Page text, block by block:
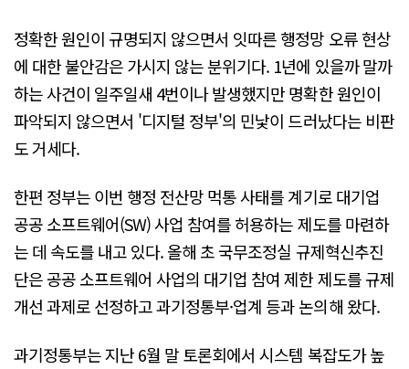
정확한 원인이 규명되지 않으면서 잇따른 행정망 오류 현상
에 대한 불안감은 가시지 않는 분위기다. 1년에 있을까 말까
하는 사건이 일주일새 4번이나 발생했지만 명확한 원인이
파악되지 않으면서 '디지털 정부'의 민낯이 드러났다는 비판
도 거세다.
한편 정부는 이번 행정 전산망 먹통 사태를 계기로 대기업
공공 소프트웨어(SW) 사업 참여를 허용하는 제도를 마련하
는 데 속도를 내고 있다. 올해 초 국무조정실 규제혁신추진
단은 공공 소프트웨어 사업의 대기업 참여 제한 제도를 규제
개선 과제로 선정하고 과기정통부·업계 등과 논의해 왔다.
과기정통부는 지난 6월 말 토론회에서 시스템 복잡도가 높